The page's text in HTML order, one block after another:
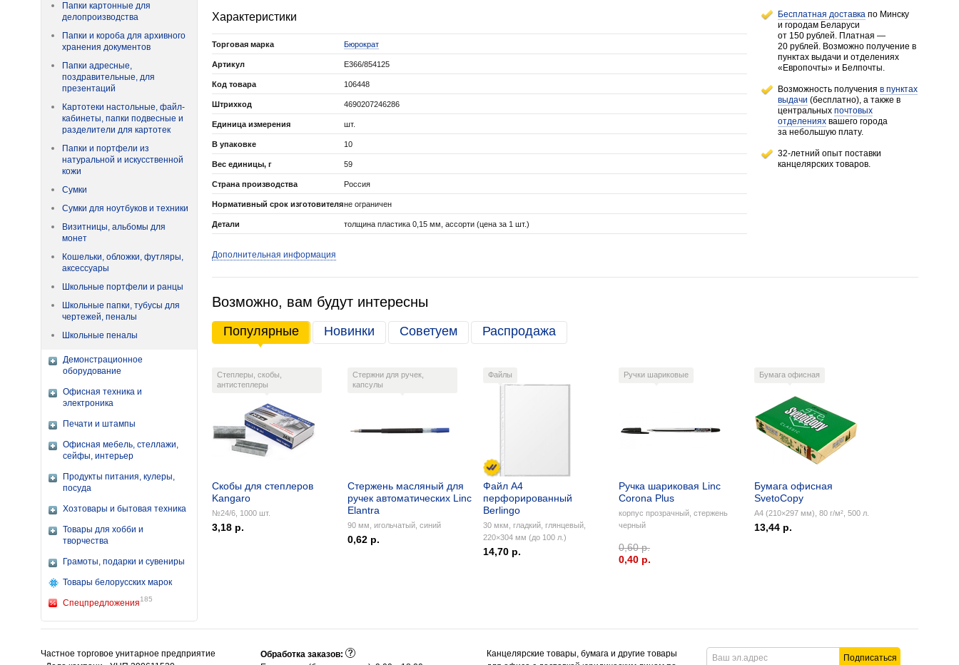
Папки картонные для
делопроизводства
Папки и короба для архивного
хранения документов
Папки адресные,
поздравительные, для
презентаций
Картотеки настольные, файл-
кабинеты, папки подвесные и
разделители для картотек
Папки и портфели из
натуральной и искусственной
кожи
Сумки
Сумки для ноутбуков и техники
Визитницы, альбомы для
монет
Кошельки, обложки, футляры,
аксессуары
Школьные портфели и ранцы
Школьные папки, тубусы для
чертежей, пеналы
Школьные пеналы
Демонстрационное
оборудование
Офисная техника и
электроника
Печати и штампы
Офисная мебель, стеллажи,
сейфы, интерьер
Продукты питания, кулеры,
посуда
Хозтовары и бытовая техника
Товары для хобби и
творчества
Грамоты, подарки и сувениры
Товары белорусских марок
Спецпредложения185
Бесплатная доставка по Минску
и городам Беларуси
от 150 рублей. Платная —
20 рублей. Возможно получение в
пунктах выдачи и отделениях
«Европочты» и Белпочты.
Возможность получения в пунктах
выдачи (бесплатно), а также в
центральных почтовых
отделениях вашего города
за небольшую плату.
32-летний опыт поставки
канцелярских товаров.
Характеристики
Торговая марка Бюрократ
Артикул E366/854125
Код товара 106448
Штрихкод 4690207246286
Единица измерения шт.
В упаковке 10
Вес единицы, г 59
Страна производства Россия
Нормативный срок изготовителяне ограничен
Детали толщина пластика 0,15 мм, ассорти (цена за 1 шт.)
Дополнительная информация
Возможно, вам будут интересны
Популярные Новинки Советуем Распродажа
Степлеры, скобы,
антистеплеры
Скобы для степлеров
Kangaro
№24/6, 1000 шт.
3,18 р.
Стержни для ручек,
капсулы
Стержень масляный для
ручек автоматических Linc
Elantra
90 мм, игольчатый, синий
0,62 р.
Файлы
Файл А4
перфорированный
Berlingo
30 мкм, гладкий, глянцевый,
220×304 мм (до 100 л.)
14,70 р.
Ручки шариковые
Ручка шариковая Linc
Corona Plus
корпус прозрачный, стержень
черный
0,60 р.
0,40 p.
Бумага офисная
Бумага офисная
SvetoCopy
А4 (210×297 мм), 80 г/м², 500 л.
13,44 р.
Частное торговое унитарное предприятие
Подписаться
Обработка заказов:
Канцелярские товары, бумага и другие товары